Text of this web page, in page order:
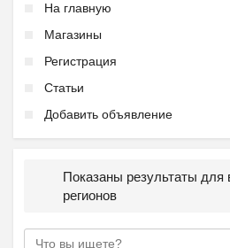
На главную
Магазины
Регистрация
Статьи
Добавить объявление
Показаны результаты для
регионов